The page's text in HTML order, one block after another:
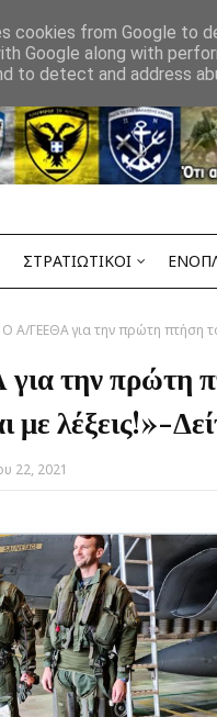
ΣΤΡΑΤΙΩΤΙΚΟΙ
Ο Α/ΓΕΕΘΑ για την πρώτη πτήση
την πρώτη
με λέξεις!»-
22, 2021
cookies from Google to
Google along with
to detect and address